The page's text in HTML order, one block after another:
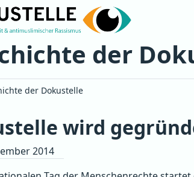
der
Österreich
der Dokustelle
wird
2014